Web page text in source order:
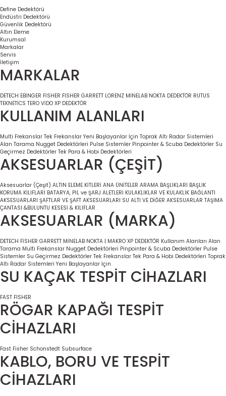
Define Dedektörü
Endüstri Dedektörü
Güvenlik Dedektörü
Altın Eleme
Kurumsal
Markalar
Servis
İletişim
MARKALAR
DETECH EBİNGER FİSHER FISHER GARRETT LORENZ MINELAB NOKTA DEDEKTÖR RUTUS
TEKNETİCS TERO VİDO XP DEDEKTÖR
KULLANIM ALANLARI
Multi Frekanslar Tek Frekanslar Yeni Başlayanlar İçin Toprak Altı Radar Sistemleri
Alan Tarama Nugget Dedektörleri Pulse Sistemler Pinpointer & Scuba Dedektörler Su
Geçirmez Dedektörler Tek Para & Hobi Dedektörleri
AKSESUARLAR (ÇEŞİT)
Aksesuarlar (Çeşit) ALTIN ELEME KİTLERİ ANA ÜNİTELER ARAMA BAŞLIKLARI BAŞLIK
KORUMA KILIFLARI BATARYA, PİL ve ŞARJ ALETLERİ KULAKLIKLAR VE KULAKLIK BAĞLANTI
AKSESUARLARI ŞAFTLAR VE ŞAFT AKSESUARLARI SU ALTI VE DİĞER AKSESUARLAR TAŞIMA
ÇANTASI &BULUNTU KESESİ & KILIFLAR
AKSESUARLAR (MARKA)
DETECH FİSHER GARRETT MİNELAB NOKTA | MAKRO XP DEDEKTÖR Kullanım Alanları Alan
Tarama Multi Frekanslar Nugget Dedektörleri Pinpointer & Scuba Dedektörler Pulse
Sistemler Su Geçirmez Dedektörler Tek Frekanslar Tek Para & Hobi Dedektörleri Toprak
Altı Radar Sistemleri Yeni Başlayanlar İçin
SU KAÇAK TESPİT CİHAZLARI
FAST FISHER
RÖGAR KAPAĞI TESPİT
CİHAZLARI
Fast Fisher Schonstedt Subsurface
KABLO, BORU VE TESPİT
CİHAZLARI